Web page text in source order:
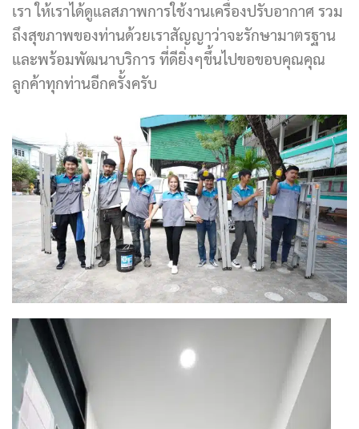
เรา ให้เราได้ดูแลสภาพการใช้งานเครื่องปรับอากาศ รวม
ถึงสุขภาพของท่านด้วยเราสัญญาว่าจะรักษามาตรฐาน
และพร้อมพัฒนาบริการ ที่ดียิ่งๆขึ้นไปขอขอบคุณคุณ
ลูกค้าทุกท่านอีกครั้งครับ